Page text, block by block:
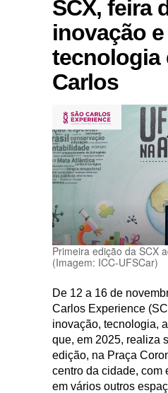
SCX, feira
inovação e
tecnologia
Carlos
Primeira edição da SCX
(Imagem: ICC-UFSCar)
De 12 a 16 de
Carlos Experience
inovação, tecnologia,
que, em 2025, realiza
edição, na Praça
centro da cidade, com
em vários outros